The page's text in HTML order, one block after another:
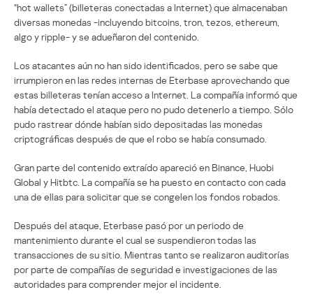
“hot wallets” (billeteras conectadas a Internet) que almacenaban
diversas monedas -incluyendo bitcoins, tron, tezos, ethereum,
algo y ripple- y se adueñaron del contenido.
Los atacantes aún no han sido identificados, pero se sabe que
irrumpieron en las redes internas de Eterbase aprovechando que
estas billeteras tenían acceso a Internet. La compañía informó que
había detectado el ataque pero no pudo detenerlo a tiempo. Sólo
pudo rastrear dónde habían sido depositadas las monedas
criptográficas después de que el robo se había consumado.
Gran parte del contenido extraído apareció en Binance, Huobi
Global y Hitbtc. La compañía se ha puesto en contacto con cada
una de ellas para solicitar que se congelen los fondos robados.
Después del ataque, Eterbase pasó por un periodo de
mantenimiento durante el cual se suspendieron todas las
transacciones de su sitio. Mientras tanto se realizaron auditorías
por parte de compañías de seguridad e investigaciones de las
autoridades para comprender mejor el incidente.